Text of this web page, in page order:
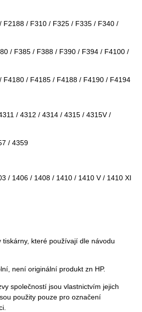
F2188 / F310 / F325 / F335 / F340 /
/ F385 / F388 / F390 / F394 / F4100 /
F4180 / F4185 / F4188 / F4190 / F4194
/ 4312 / 4314 / 4315 / 4315V /
/ 4359
/ 1406 / 1408 / 1410 / 1410 V / 1410 XI
tiskárny, které používají dle návodu
není originální produkt zn HP.
společností jsou vlastnictvím jejich
použity pouze pro označení